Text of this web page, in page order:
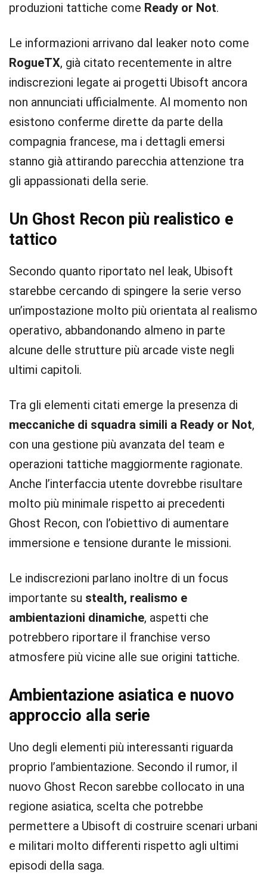
produzioni tattiche come Ready or Not.
Le informazioni arrivano dal leaker noto come
RogueTX, già citato recentemente in altre
indiscrezioni legate ai progetti Ubisoft ancora
non annunciati ufficialmente. Al momento non
esistono conferme dirette da parte della
compagnia francese, ma i dettagli emersi
stanno già attirando parecchia attenzione tra
gli appassionati della serie.
Un Ghost Recon più realistico e
tattico
Secondo quanto riportato nel leak, Ubisoft
starebbe cercando di spingere la serie verso
un’impostazione molto più orientata al realismo
operativo, abbandonando almeno in parte
alcune delle strutture più arcade viste negli
ultimi capitoli.
Tra gli elementi citati emerge la presenza di
meccaniche di squadra simili a Ready or Not,
con una gestione più avanzata del team e
operazioni tattiche maggiormente ragionate.
Anche l’interfaccia utente dovrebbe risultare
molto più minimale rispetto ai precedenti
Ghost Recon, con l’obiettivo di aumentare
immersione e tensione durante le missioni.
Le indiscrezioni parlano inoltre di un focus
importante su stealth, realismo e
ambientazioni dinamiche, aspetti che
potrebbero riportare il franchise verso
atmosfere più vicine alle sue origini tattiche.
Ambientazione asiatica e nuovo
approccio alla serie
Uno degli elementi più interessanti riguarda
proprio l’ambientazione. Secondo il rumor, il
nuovo Ghost Recon sarebbe collocato in una
regione asiatica, scelta che potrebbe
permettere a Ubisoft di costruire scenari urbani
e militari molto differenti rispetto agli ultimi
episodi della saga.